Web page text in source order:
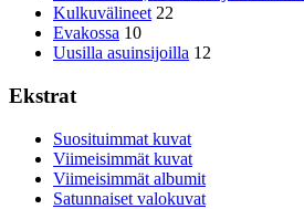
Kulkuvälineet 22
Evakossa 10
Uusilla asuinsijoilla 12
Ekstrat
Suosituimmat kuvat
Viimeisimmät kuvat
Viimeisimmät albumit
Satunnaiset valokuvat